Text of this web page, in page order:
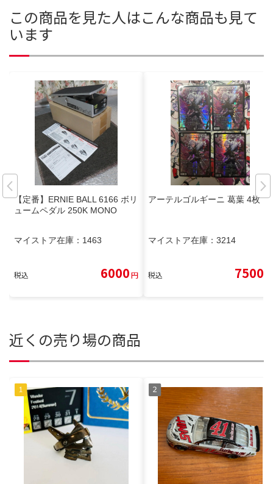
この商品を見た人はこんな商品も見て
います
【定番】ERNIE BALL 6166 ボリ
ュームペダル 250K MONO
マイストア在庫： 1463
税込 6000円
アーテルゴルギーニ 葛葉 4枚
マイストア在庫： 3214
税込 7500
近くの売り場の商品